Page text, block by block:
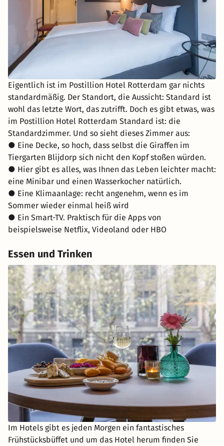
Eigentlich ist im Postillion Hotel Rotterdam gar nichts
standardmäßig. Der Standort, die Aussicht: Standard ist
wohl das letzte Wort, das zutrifft. Doch es gibt etwas, was
im Postillion Hotel Rotterdam Standard ist: die
Standardzimmer. Und so sieht dieses Zimmer aus:
● Eine Decke, so hoch, dass selbst die Giraffen im
Tiergarten Blijdorp sich nicht den Kopf stoßen würden.
● Hier gibt es alles, was Ihnen das Leben leichter macht:
eine Minibar und einen Wasserkocher natürlich.
● Eine Klimaanlage: recht angenehm, wenn es im
Sommer wieder einmal heiß wird
● Ein Smart-TV. Praktisch für die Apps von
beispielsweise Netflix, Videoland oder HBO
Essen und Trinken
Im Hotels gibt es jeden Morgen ein fantastisches
Frühstücksbüffet und um das Hotel herum finden Sie